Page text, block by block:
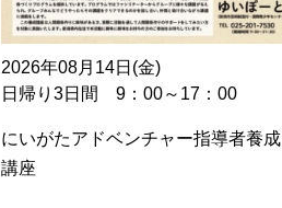
2026年08月14日(金)
日帰り3日間 9：00～17：00
にいがたアドベンチャー指導者養成
講座